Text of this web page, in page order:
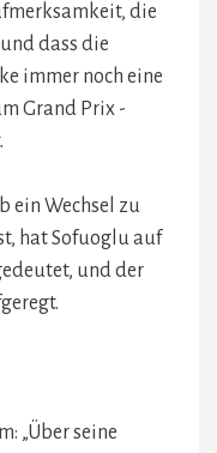
die
dass die
immer noch eine
Grand Prix -
ein Wechsel zu
hat Sofuoglu auf
und der
„Über seine